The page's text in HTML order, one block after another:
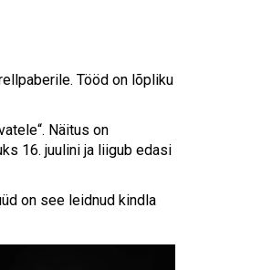
use
swipe
Tööd on lõpliku
Näitus on
16. juulini ja liigub edasi
on see leidnud kindla